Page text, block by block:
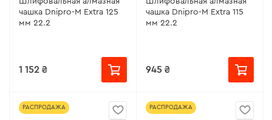
чашка Dnipro-M Extra 125
мм 22.2
1 152 ₴
чашка Dnipro-M Extra 115
мм 22.2
945 ₴
РАСПРОДАЖА РАСПРОДАЖА